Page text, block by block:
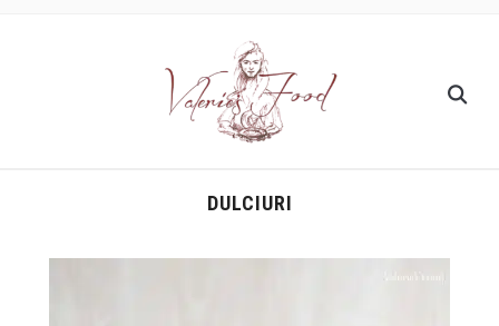
DULCIURI